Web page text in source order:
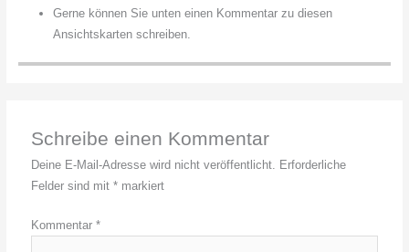
Gerne können Sie unten einen Kommentar zu diesen
Ansichtskarten schreiben.
Schreibe einen Kommentar
Deine E-Mail-Adresse wird nicht veröffentlicht. Erforderliche
Felder sind mit* markiert
Kommentar*